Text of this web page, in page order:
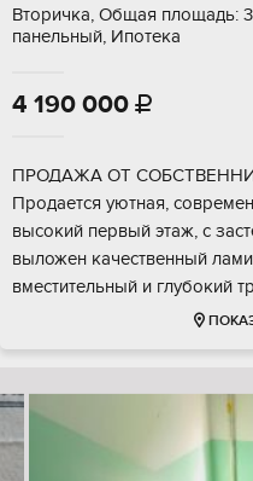
Вторичка, Общая площадь:
панельный, Ипотека
4 190 000 
ПРОДАЖА ОТ
Продается уютная,
высокий первый этаж, с
выложен качественный
вместительный и глубокий